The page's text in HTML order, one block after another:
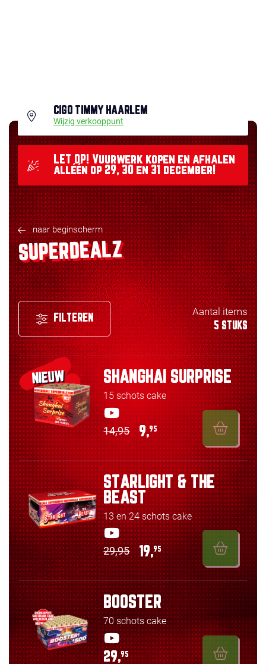
CIGO TIMMY HAARLEM
Wijzig verkooppunt
LET OP! Vuurwerk kopen en afhalen
alléén op 29, 30 en 31 december!
naar beginscherm
SUPERDEALZ
FILTEREN
Aantal items
5 STUKS
NIEUW SHANGHAI SURPRISE
15 schots cake
14,95 9,95
STARLIGHT & THE
BEAST
13 en 24 schots cake
29,95 19,95
BOOSTER
70 schots cake
29,95